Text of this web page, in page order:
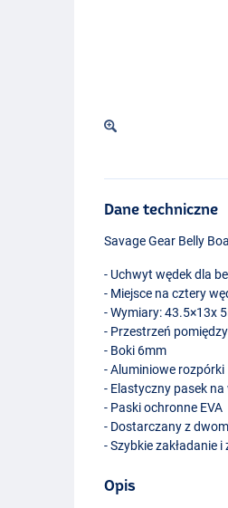
Dane techniczne
Savage Gear Belly
- Uchwyt wędek dla
- Miejsce na cztery
- Wymiary: 43.5×13x
- Przestrzeń
- Boki 6mm
- Aluminiowe rozpórki
- Elastyczny pasek na
- Paski ochronne EVA
- Dostarczany z
- Szybkie zakładanie
Opis